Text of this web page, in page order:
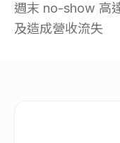
週末 no-show 高
及造成營收流失